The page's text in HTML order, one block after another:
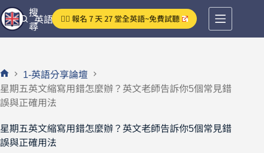
跳
至
主
容
英語分享論壇
搜
尋
👉🏻 報名 7 天 27 堂全英語~免費試聽
首
頁
1-英語分享論壇
星期五英文縮寫用錯怎麼辦？英文老師告訴你5個常見錯
誤與正確用法
星期五英文縮寫用錯怎麼辦？英文老師告訴你5個常見錯
誤與正確用法